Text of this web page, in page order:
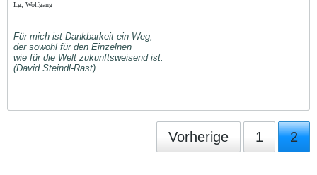
Lg, Wolfgang
Für mich ist Dankbarkeit ein Weg,
der sowohl für den Einzelnen
wie für die Welt zukunftsweisend ist.
(David Steindl-Rast)
Vorherige 1 2